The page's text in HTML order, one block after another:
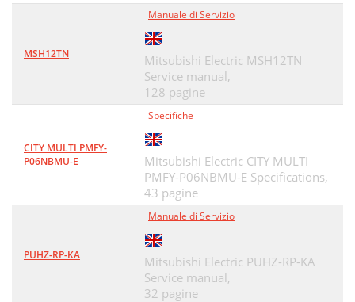
MSH12TN
Manuale di Servizio
Mitsubishi Electric MSH12TN
Service manual,
128 pagine
CITY MULTI PMFY-
P06NBMU-E
Specifiche
Mitsubishi Electric CITY MULTI
PMFY-P06NBMU-E Specifications,
43 pagine
PUHZ-RP-KA
Manuale di Servizio
Mitsubishi Electric PUHZ-RP-KA
Service manual,
32 pagine